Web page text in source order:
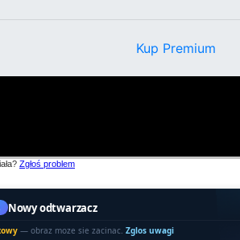
Zgłoś problem
Nowy odtwarzacz
— obraz moze sie zacinac. Zglos uwagi